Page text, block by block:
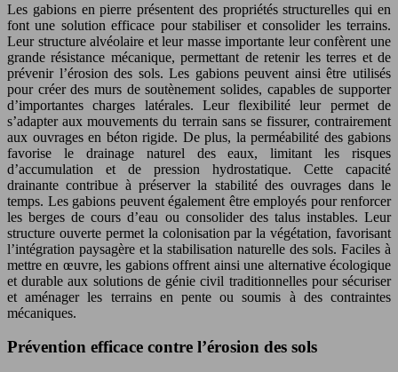
Les gabions en pierre présentent des propriétés structurelles qui en
font une solution efficace pour stabiliser et consolider les terrains.
Leur structure alvéolaire et leur masse importante leur confèrent une
grande résistance mécanique, permettant de retenir les terres et de
prévenir l’érosion des sols. Les gabions peuvent ainsi être utilisés
pour créer des murs de soutènement solides, capables de supporter
d’importantes charges latérales. Leur flexibilité leur permet de
s’adapter aux mouvements du terrain sans se fissurer, contrairement
aux ouvrages en béton rigide. De plus, la perméabilité des gabions
favorise le drainage naturel des eaux, limitant les risques
d’accumulation et de pression hydrostatique. Cette capacité
drainante contribue à préserver la stabilité des ouvrages dans le
temps. Les gabions peuvent également être employés pour renforcer
les berges de cours d’eau ou consolider des talus instables. Leur
structure ouverte permet la colonisation par la végétation, favorisant
l’intégration paysagère et la stabilisation naturelle des sols. Faciles à
mettre en œuvre, les gabions offrent ainsi une alternative écologique
et durable aux solutions de génie civil traditionnelles pour sécuriser
et aménager les terrains en pente ou soumis à des contraintes
mécaniques.
Prévention efficace contre l’érosion des sols